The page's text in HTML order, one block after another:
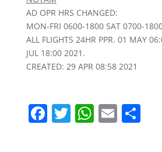
AD OPR HRS CHANGED:
MON-FRI 0600-1800 SAT 0700-
ALL FLIGHTS 24HR PPR. 01 MAY
JUL 18:00 2021.
CREATED: 29 APR 08:58 2021
F T W E D